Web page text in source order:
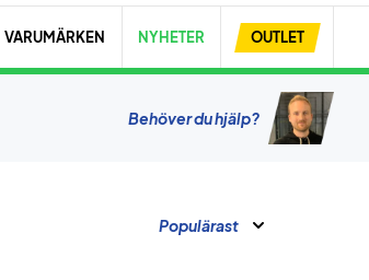
VARUMÄRKEN NYHETER OUTLET
Behöver du hjälp?
Populärast